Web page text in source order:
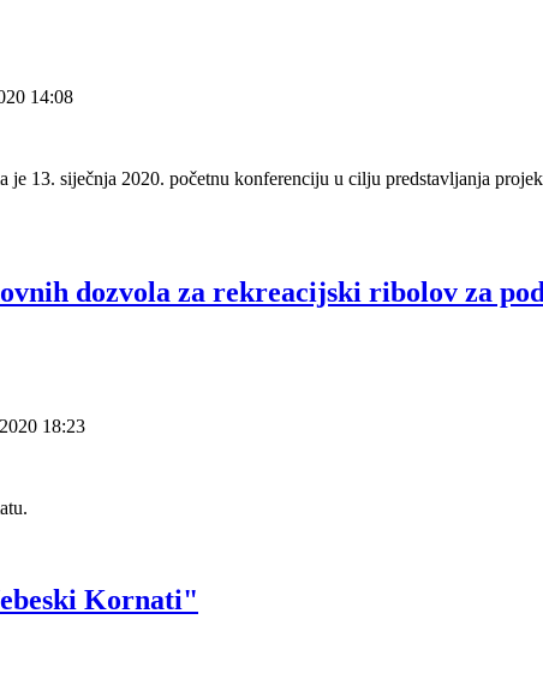
14:08
je 13. siječnja 2020. početnu konferenciju u cilju predstavljanja
dozvola za rekreacijski ribolov za
18:23
Kornati"